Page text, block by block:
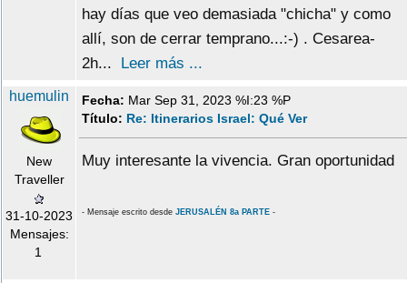
hay días que veo demasiada "chicha" y como
allí, son de cerrar temprano...:-) . Cesarea-
2h...
Leer más ...
huemulin
New
Traveller
31-10-2023
Mensajes:
1
Fecha: Mar Sep 31, 2023 %I:23 %P
Título: Re: Itinerarios Israel: Qué Ver
Muy interesante la vivencia. Gran oportunidad
- Mensaje escrito desde JERUSALÉN 8a PARTE -